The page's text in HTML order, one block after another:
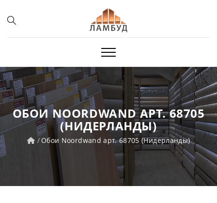
ОБОИ NOORDWAND АРТ. 68705
(НИДЕРЛАНДЫ)
Обои Noordwand арт. 68705 (Нидерланды)